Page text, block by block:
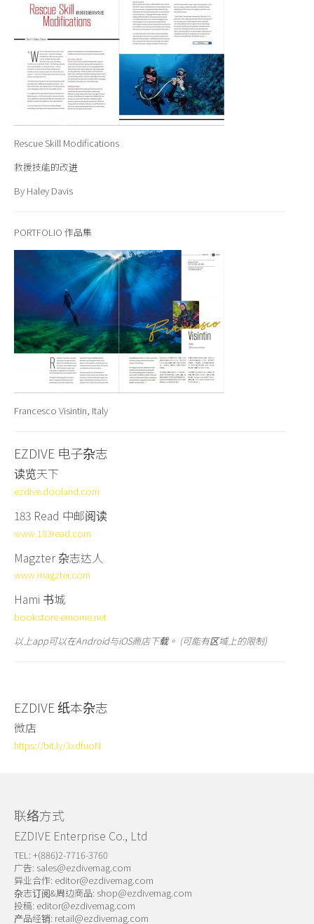
Rescue Skill Modifications
救援技能的改进
By Haley Davis
PORTFOLIO 作品集
Francesco Visintin, Italy
EZDIVE 电子杂志
读览天下
ezdive.dooland.com
183 Read 中邮阅读
www.183read.com
Magzter 杂志达人
www.magzter.com
Hami 书城
bookstore.emome.net
以上app可以在Android与iOS商店下载。 (可能有区域上的限制)
EZDIVE 纸本杂志
微店
https://bit.ly/3xdfuoN
联络方式
EZDIVE Enterprise Co., Ltd
TEL: +(886)2-7716-3760
广告: sales@ezdivemag.com
异业合作: editor@ezdivemag.com
杂志订阅&周边商品: shop@ezdivemag.com
投稿: editor@ezdivemag.com
产品经销: retail@ezdivemag.com